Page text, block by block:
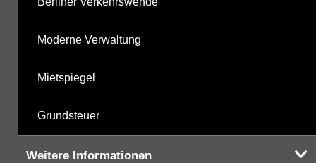
Moderne Verwaltung
Mietspiegel
Grundsteuer
Weitere Informationen